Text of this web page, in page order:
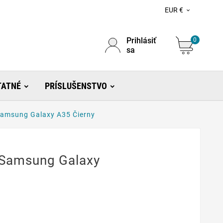
EUR € 
Prihlásiť
sa
0
PRÍSLUŠENSTVO
Galaxy A35 Čierny
Galaxy